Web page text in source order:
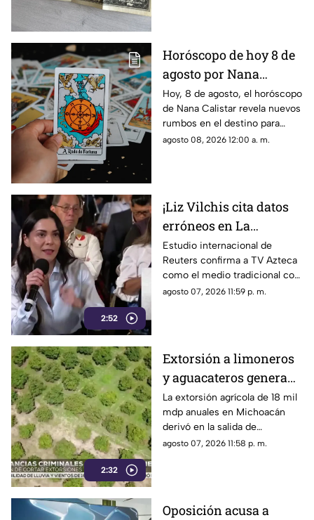
Horóscopo de hoy 8 de
agosto por Nana
Calistar: ¿Qué te depara
el destino este sábado?
Hoy, 8 de agosto, el horóscopo
de Nana Calistar revela nuevos
rumbos en el destino para
estos signos
agosto 08, 2026 12:00 a. m.
2:52
¡Liz Vilchis cita datos
erróneos en La
Mañanera: Estudio de
Reuters confirma
liderazgo de TV Azteca
en alcance y
Estudio internacional de
Reuters confirma a TV Azteca
como el medio tradicional con
mayor alcance y credibilidad
agosto 07, 2026 11:59 p. m.
2:32
Extorsión a limoneros
y aguacateros genera
pérdidas de 18 mil mdp
en Michoacán
La extorsión agrícola de 18 mil
mdp anuales en Michoacán
derivó en la salida de
inspectores de EE. UU.,
agosto 07, 2026 11:58 p. m.
Oposición acusa a